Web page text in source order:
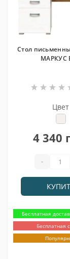
Стол
МАРКУС
Цвет
4 340
-
Бесплатная
Бесплатная